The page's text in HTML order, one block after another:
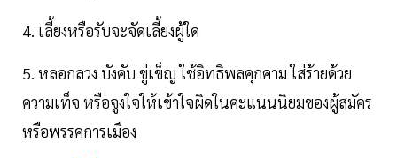
4. เลี้ยงหรือรับจะจัดเลี้ยงผู้ใด
5. หลอกลวง บังคับ ขู่เข็ญ ใช้อิทธิพลคุกคาม ใส่ร้ายด้วย
ความเท็จ หรือจูงใจให้เข้าใจผิดในคะแนนนิยมของผู้สมัคร
หรือพรรคการเมือง